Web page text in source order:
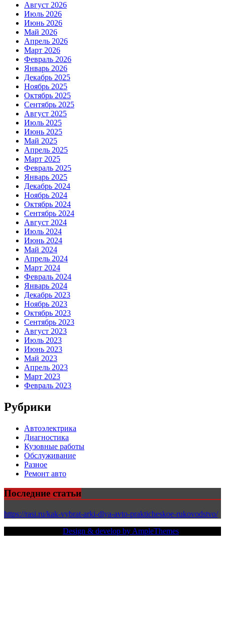
Август 2026
Июль 2026
Июнь 2026
Май 2026
Апрель 2026
Март 2026
Февраль 2026
Январь 2026
Декабрь 2025
Ноябрь 2025
Октябрь 2025
Сентябрь 2025
Август 2025
Июль 2025
Июнь 2025
Май 2025
Апрель 2025
Март 2025
Февраль 2025
Январь 2025
Декабрь 2024
Ноябрь 2024
Октябрь 2024
Сентябрь 2024
Август 2024
Июль 2024
Июнь 2024
Май 2024
Апрель 2024
Март 2024
Февраль 2024
Январь 2024
Декабрь 2023
Ноябрь 2023
Октябрь 2023
Сентябрь 2023
Август 2023
Июль 2023
Июнь 2023
Май 2023
Апрель 2023
Март 2023
Февраль 2023
Рубрики
Автоэлектрика
Диагностика
Кузовные работы
Обслуживание
Разное
Ремонт авто
Последние статьи
https://rasi.ru/kak-vybrat-arki-dlya-avto-prakticheskoe-rukovodstvo/
Design & develop by AmpleThemes